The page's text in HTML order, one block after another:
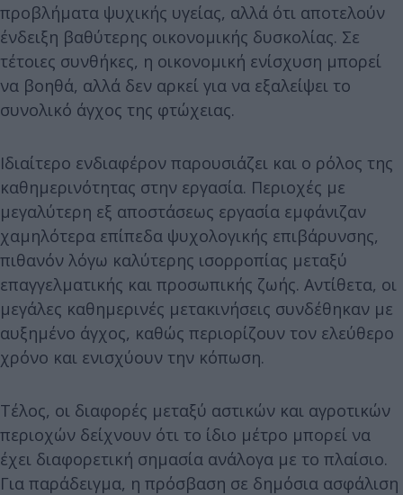
προβλήματα ψυχικής υγείας, αλλά ότι αποτελούν
ένδειξη βαθύτερης οικονομικής δυσκολίας. Σε
τέτοιες συνθήκες, η οικονομική ενίσχυση μπορεί
να βοηθά, αλλά δεν αρκεί για να εξαλείψει το
συνολικό άγχος της φτώχειας.
Ιδιαίτερο ενδιαφέρον παρουσιάζει και ο ρόλος της
καθημερινότητας στην εργασία. Περιοχές με
μεγαλύτερη εξ αποστάσεως εργασία εμφάνιζαν
χαμηλότερα επίπεδα ψυχολογικής επιβάρυνσης,
πιθανόν λόγω καλύτερης ισορροπίας μεταξύ
επαγγελματικής και προσωπικής ζωής. Αντίθετα, οι
μεγάλες καθημερινές μετακινήσεις συνδέθηκαν με
αυξημένο άγχος, καθώς περιορίζουν τον ελεύθερο
χρόνο και ενισχύουν την κόπωση.
Τέλος, οι διαφορές μεταξύ αστικών και αγροτικών
περιοχών δείχνουν ότι το ίδιο μέτρο μπορεί να
έχει διαφορετική σημασία ανάλογα με το πλαίσιο.
Για παράδειγμα, η πρόσβαση σε δημόσια ασφάλιση